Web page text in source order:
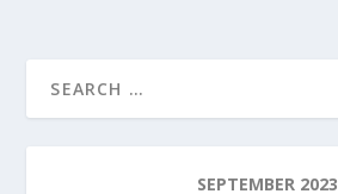
SEPTEMBER 2023